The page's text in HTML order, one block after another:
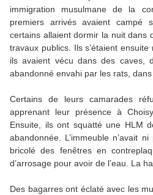
immigration musulmane de la
premiers arrivés avaient campé
certains allaient dormir la nuit dans
travaux publics. Ils s’étaient
ils avaient vécu dans des caves,
abandonné envahi par les rats,
Certains de leurs camarades
apprenant leur présence à
Ensuite, ils ont squatté une HLM
abandonnée. L’immeuble n’avait
bricolé des fenêtres en
d’arrosage pour avoir de l’eau. La
Des bagarres ont éclaté avec les